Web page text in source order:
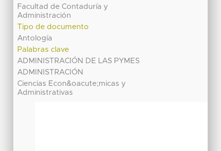
Facultad de Contaduría y
Administración
Tipo de documento
Antología
Palabras clave
ADMINISTRACIÓN DE LAS PYMES
ADMINISTRACIÓN
Ciencias Econ&oacute;micas y
Administrativas